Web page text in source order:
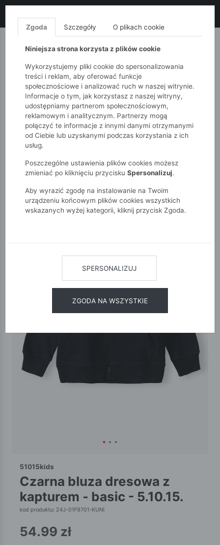
MONNARI QUIOSQUE
51015kids
Chłopcy 2-7 lat
Czarna bluza dresowa z kapturem - basic - 5.10.15.
51015kids
czarna bluza dresowa z
kapturem - basic - 5.10.15.
kod produktu: 24J-01F9701-KUNI
54.99 zł
Zgoda Szczegóły O plikach cookie
Niniejsza strona korzysta z plików cookie
Wykorzystujemy pliki cookie do spersonalizowania
treści i reklam, aby oferować funkcje
społecznościowe i analizować ruch w naszej witrynie.
Informacje o tym, jak korzystasz z naszej witryny,
udostępniamy partnerom społecznościowym,
reklamowym i analitycznym. Partnerzy mogą
połączyć te informacje z innymi danymi otrzymanymi
od Ciebie lub uzyskanymi podczas korzystania z ich
usług.
Poszczególne ustawienia plików cookies możesz
zmieniać po kliknięciu przycisku Spersonalizuj.
Aby wyrazić zgodę na instalowanie na Twoim
urządzeniu końcowym plików cookies wszystkich
wskazanych wyżej kategorii, kliknij przycisk Zgoda.
SPERSONALIZUJ
ZGODA NA WSZYSTKIE